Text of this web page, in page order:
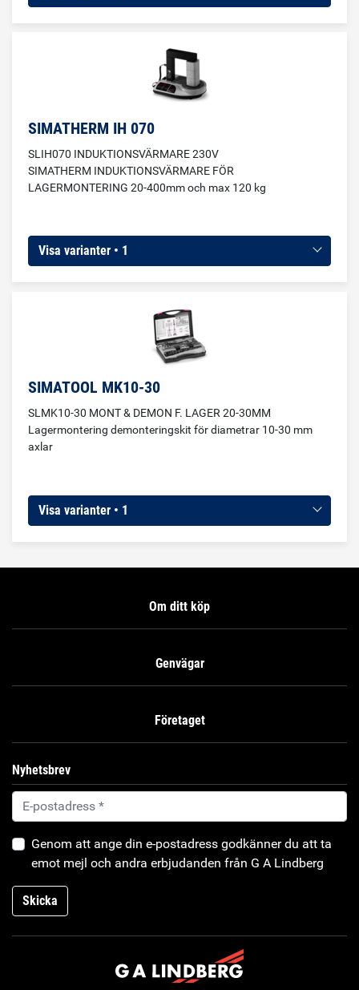
SIMATHERM IH 070
SLIH070 INDUKTIONSVÄRMARE 230V
SIMATHERM INDUKTIONSVÄRMARE FÖR
LAGERMONTERING 20-400mm och max 120 kg
Visa varianter • 1
SIMATOOL MK10-30
SLMK10-30 MONT & DEMON F. LAGER 20-30MM
Lagermontering demonteringskit för diametrar 10-30 mm
axlar
Visa varianter • 1
Om ditt köp
Genvägar
Företaget
Nyhetsbrev
Genom att ange din e-postadress godkänner du att ta
emot mejl och andra erbjudanden från G A Lindberg
Skicka